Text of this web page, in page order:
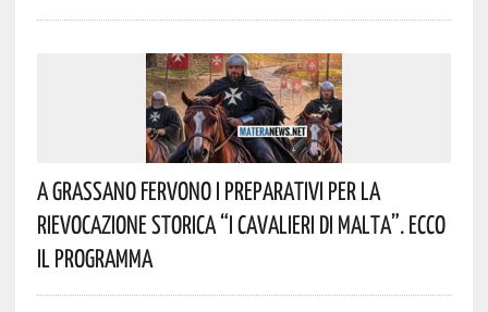
A Grassano Fervono I Preparativi Per La
Rievocazione Storica “I CAVALIERI DI MALTA”. Ecco
Il Programma